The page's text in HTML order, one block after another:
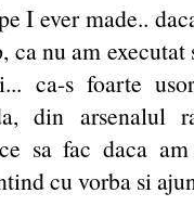
I ever made..
ca nu am
ca-s foarte
din arsenalul
sa fac daca
cu vorba si